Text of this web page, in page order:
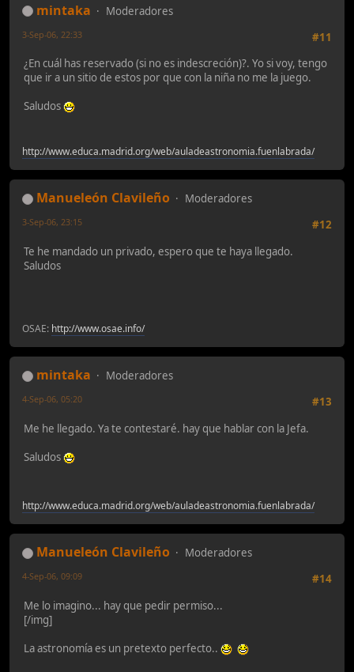
mintaka
Moderadores
#11
3-Sep-06, 22:33
¿En cuál has reservado (si no es indescreción)?. Yo si voy, tengo
que ir a un sitio de estos por que con la niña no me la juego.
Saludos
http://www.educa.madrid.org/web/auladeastronomia.fuenlabrada/
Manueleón Clavileño
Moderadores
#12
3-Sep-06, 23:15
Te he mandado un privado, espero que te haya llegado.
Saludos
OSAE: http://www.osae.info/
mintaka
Moderadores
#13
4-Sep-06, 05:20
Me he llegado. Ya te contestaré. hay que hablar con la Jefa.
Saludos
http://www.educa.madrid.org/web/auladeastronomia.fuenlabrada/
Manueleón Clavileño
Moderadores
#14
4-Sep-06, 09:09
Me lo imagino... hay que pedir permiso...
[/img]
La astronomía es un pretexto perfecto..